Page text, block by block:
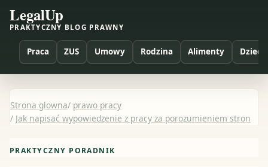
LegalUp
PRAKTYCZNY BLOG PRAWNY
Praca ZUS Umowy Rodzina Alimenty Dzieci
Strona glowna/ prawo pracy
/ Jak napisać wypowiedzenie z pracy za porozumieniem stron
PRAKTYCZNY PORADNIK